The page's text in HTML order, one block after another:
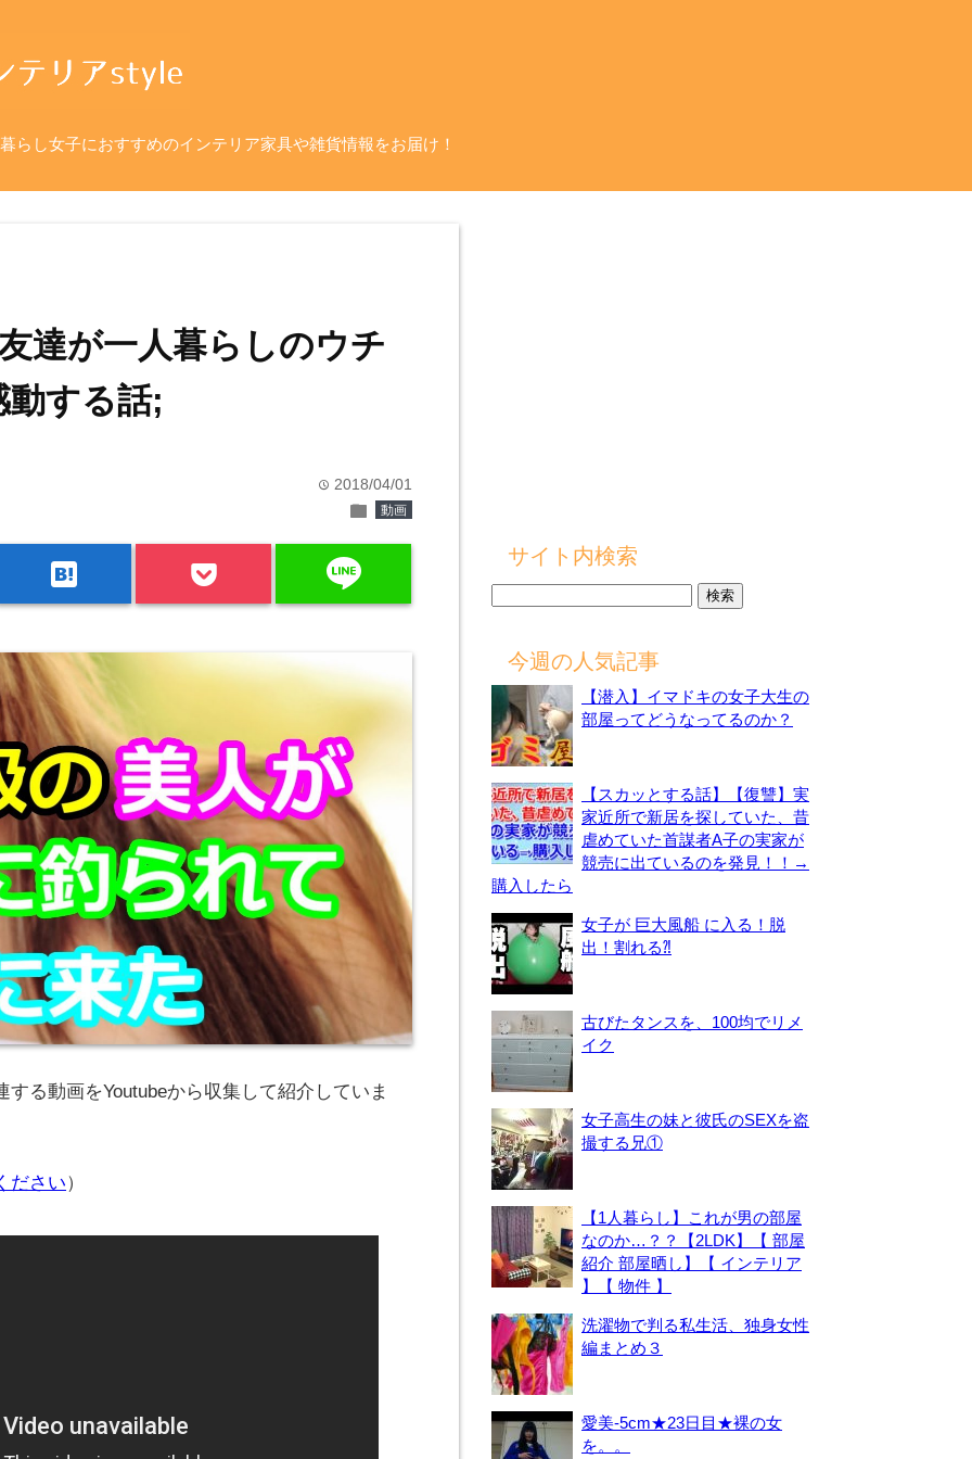
らし女子におすすめのインテリア家具や雑貨情報をお届け！
達が一人暮らしのウチ
する話;
time 2018/04/01
folder 動画
hatenabookmark line
る動画をYoutubeから収集して紹介していま
ださい）
サイト内検索
今週の人気記事
【潜入】イマドキの女子大生の
部屋ってどうなってるのか？
【スカッとする話】【復讐】実
家近所で新居を探していた、昔
虐めていた首謀者A子の実家が
競売に出ているのを発見！！→
購入したら
女子が 巨大風船 に入る！脱
出！割れる⁈
古びたタンスを、100均でリメ
イク
女子高生の妹と彼氏のSEXを盗
撮する兄①
【1人暮らし】これが男の部屋
なのか…？？【2LDK】【 部屋
紹介 部屋晒し】【 インテリア
】【 物件 】
洗濯物で判る私生活、独身女性
編まとめ３
愛美-5cm★23日目★裸の女
を。。